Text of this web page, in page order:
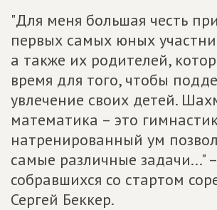
"Для меня большая честь
первых самых юных
а также их родителей,
время для того, чтобы
увлечение своих детей.
математика – это
натренированный ум
самые различные задачи..."
собравшихся со стартом
Сергей Беккер.